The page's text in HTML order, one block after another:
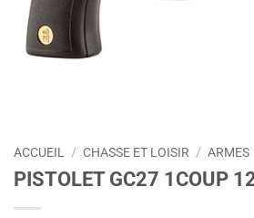
ACCUEIL / CHASSE ET LOISIR / ARMES
PISTOLET GC27 1COUP